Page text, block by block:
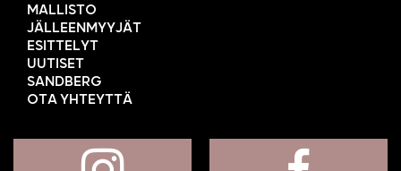
MALLISTO
JÄLLEENMYYJÄT
ESITTELYT
UUTISET
SANDBERG
OTA YHTEYTTÄ